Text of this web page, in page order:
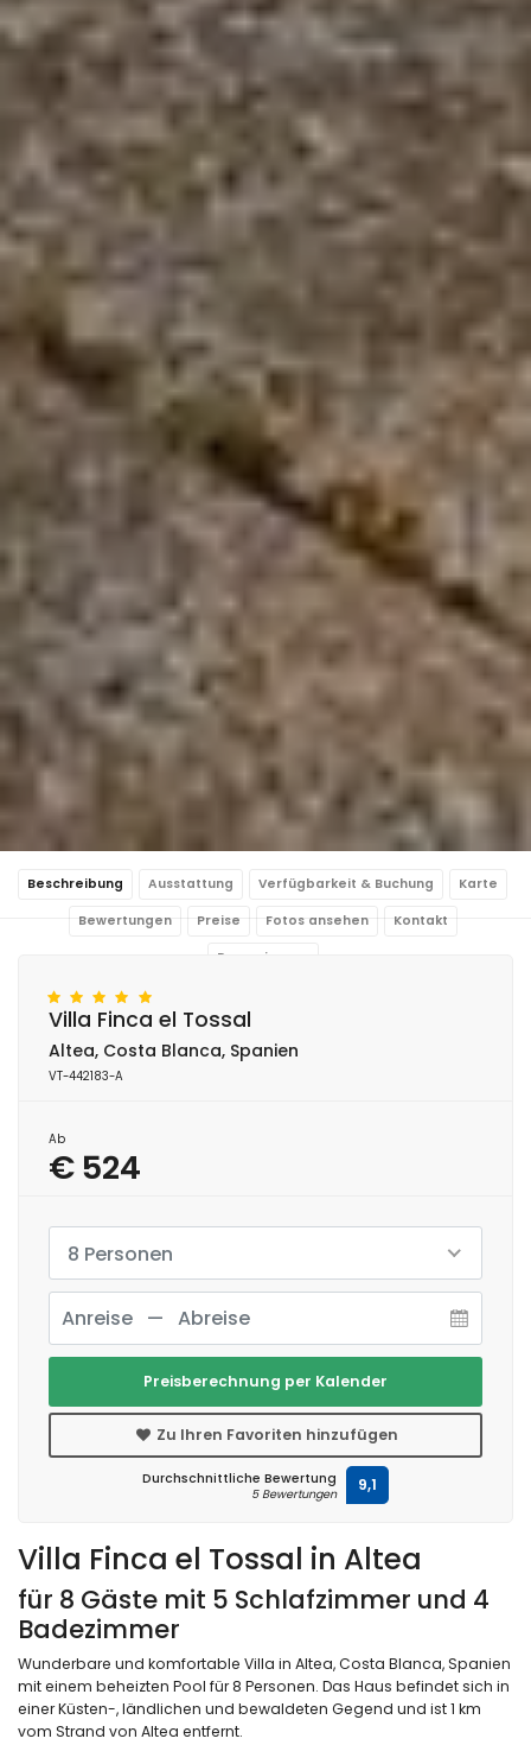
Beschreibung Ausstattung Verfügbarkeit & Buchung Karte
Bewertungen Preise Fotos ansehen Kontakt
Reservierung
Villa Finca el Tossal in Altea
für 8 Gäste mit 5 Schlafzimmer und 4
Badezimmer
Wunderbare und komfortable Villa in Altea, Costa Blanca, Spanien
mit einem beheizten Pool für 8 Personen. Das Haus befindet sich in
einer Küsten-, ländlichen und bewaldeten Gegend und ist 1 km
vom Strand von Altea entfernt.
Villa Finca el Tossal
Altea, Costa Blanca, Spanien
VT-442183-A
Ab
€ 524
8 Personen
Preisberechnung per Kalender
Zu Ihren Favoriten hinzufügen
Durchschnittliche Bewertung
5 Bewertungen 9,1